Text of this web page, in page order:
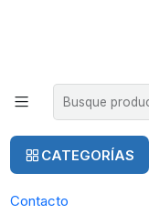
CATEGORÍAS
Contacto